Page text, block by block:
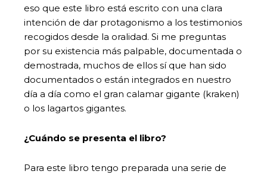
eso que este libro está escrito con una clara
intención de dar protagonismo a los testimonios
recogidos desde la oralidad. Si me preguntas
por su existencia más palpable, documentada o
demostrada, muchos de ellos sí que han sido
documentados o están integrados en nuestro
día a día como el gran calamar gigante (kraken)
o los lagartos gigantes.
¿Cuándo se presenta el libro?
Para este libro tengo preparada una serie de